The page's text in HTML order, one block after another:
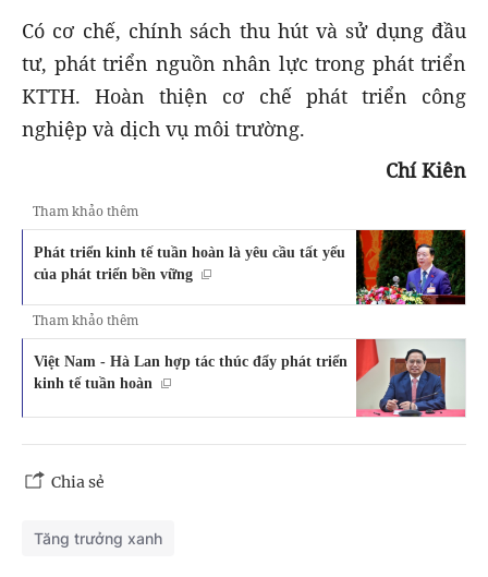
Có cơ chế, chính sách thu hút và sử dụng đầu
tư, phát triển nguồn nhân lực trong phát triển
KTTH. Hoàn thiện cơ chế phát triển công
nghiệp và dịch vụ môi trường.
Chí Kiên
Tham khảo thêm
Phát triển kinh tế tuần hoàn là yêu cầu tất yếu
của phát triển bền vững
Tham khảo thêm
Việt Nam - Hà Lan hợp tác thúc đẩy phát triển
kinh tế tuần hoàn
Chia sẻ
Tăng trưởng xanh